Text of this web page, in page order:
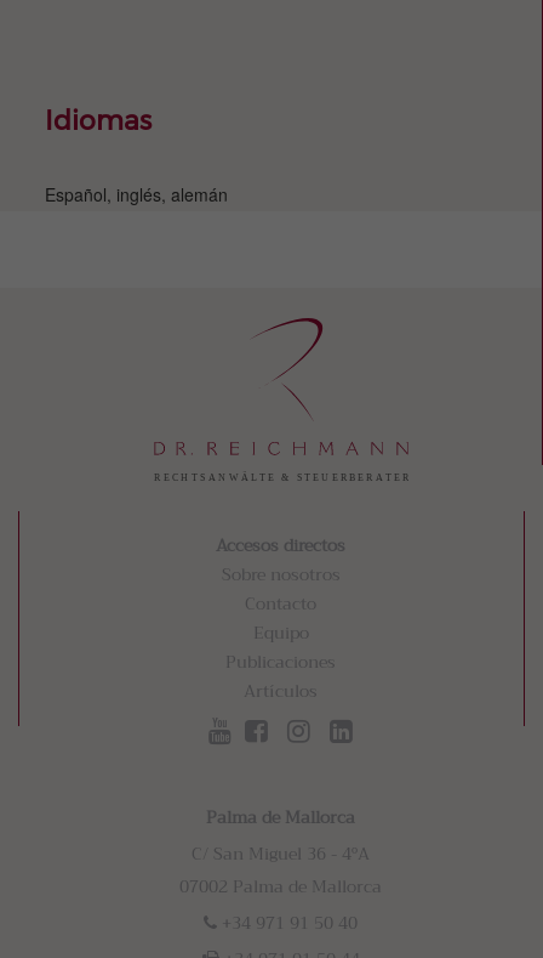
Idiomas
Español, inglés, alemán
Accesos directos
Sobre nosotros
Contacto
Equipo
Publicaciones
Artículos
Palma de Mallorca
C/ San Miguel 36 - 4ºA
07002 Palma de Mallorca
+34 971 91 50 40